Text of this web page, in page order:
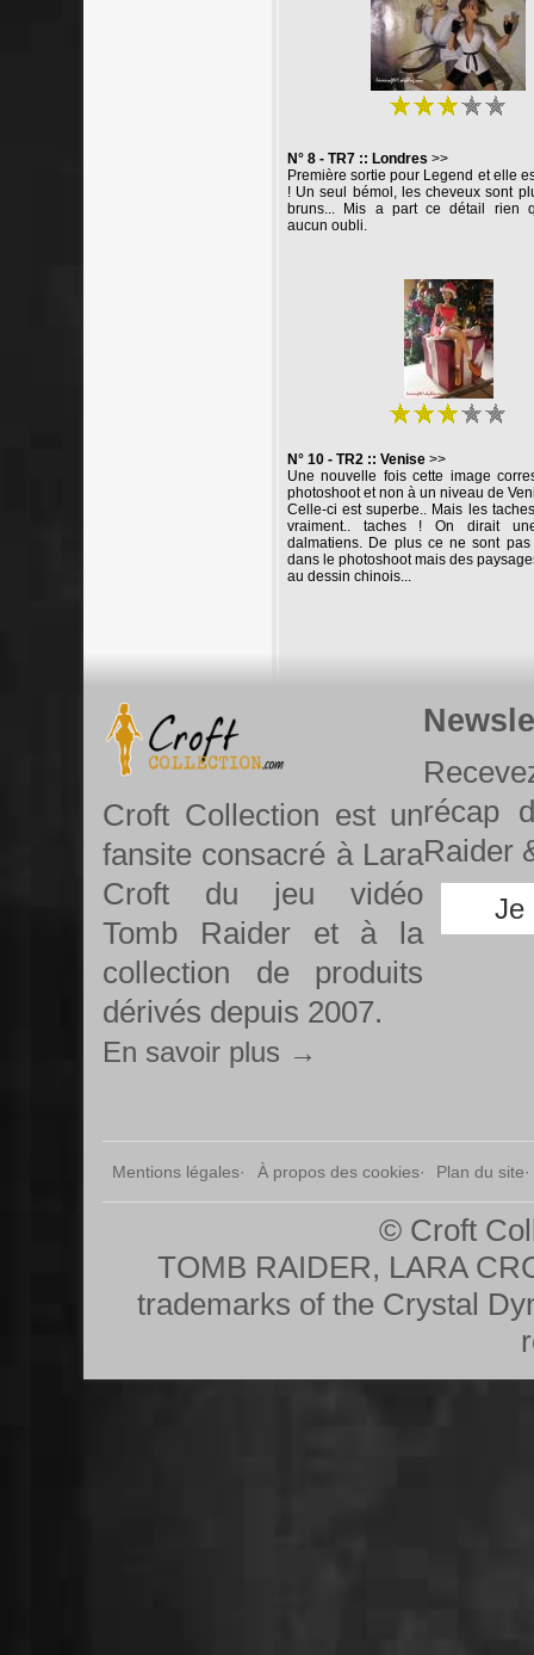
N° 8 - TR7 :: Londres >>
Première sortie pour Legend et elle
! Un seul bémol, les cheveux sont
bruns... Mis a part ce détail rien
aucun oubli.
N° 10 - TR2 :: Venise >>
Une nouvelle fois cette image
photoshoot et non à un niveau de
Celle-ci est superbe.. Mais les
vraiment.. taches ! On dirait
dalmatiens. De plus ce ne sont pas
dans le photoshoot mais des
au dessin chinois...
Croft Collection est un
fansite consacré à Lara
Croft du jeu vidéo
Tomb Raider et à la
collection de produits
dérivés depuis 2007.
En savoir plus →
récap
Raider
Je
Mentions légales À propos des cookies Plan du site
© Croft
TOMB RAIDER, LARA
trademarks of the Crystal